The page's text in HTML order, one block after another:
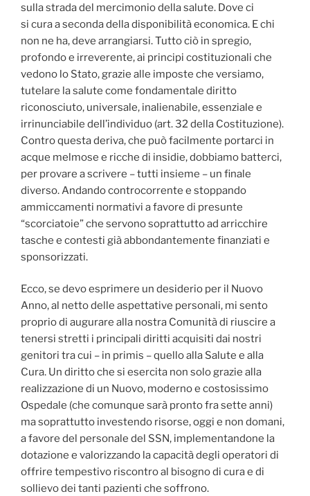
sulla strada del mercimonio della salute. Dove ci
si cura a seconda della disponibilità economica. E chi
non ne ha, deve arrangiarsi. Tutto ciò in spregio,
profondo e irreverente, ai principi costituzionali che
vedono lo Stato, grazie alle imposte che versiamo,
tutelare la salute come fondamentale diritto
riconosciuto, universale, inalienabile, essenziale e
irrinunciabile dell’individuo (art. 32 della Costituzione).
Contro questa deriva, che può facilmente portarci in
acque melmose e ricche di insidie, dobbiamo batterci,
per provare a scrivere – tutti insieme – un finale
diverso. Andando controcorrente e stoppando
ammiccamenti normativi a favore di presunte
“scorciatoie” che servono soprattutto ad arricchire
tasche e contesti già abbondantemente finanziati e
sponsorizzati.
Ecco, se devo esprimere un desiderio per il Nuovo
Anno, al netto delle aspettative personali, mi sento
proprio di augurare alla nostra Comunità di riuscire a
tenersi stretti i principali diritti acquisiti dai nostri
genitori tra cui – in primis – quello alla Salute e alla
Cura. Un diritto che si esercita non solo grazie alla
realizzazione di un Nuovo, moderno e costosissimo
Ospedale (che comunque sarà pronto fra sette anni)
ma soprattutto investendo risorse, oggi e non domani,
a favore del personale del SSN, implementandone la
dotazione e valorizzando la capacità degli operatori di
offrire tempestivo riscontro al bisogno di cura e di
sollievo dei tanti pazienti che soffrono.